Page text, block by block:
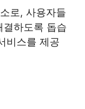
로, 사용자들
하도록 돕습
비스를 제공